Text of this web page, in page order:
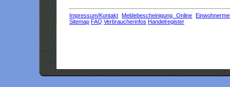
Impressum/Kontakt Meldebescheinigung Online
Sitemap FAQ Verbraucherinfos Handelregister